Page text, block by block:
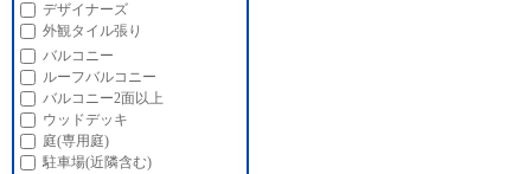
デザイナーズ
外観タイル張り
バルコニー
ルーフバルコニー
バルコニー2面以上
ウッドデッキ
庭(専用庭)
駐車場(近隣含む)